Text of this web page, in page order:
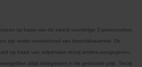
op basis van de meest voordelige 2-persoonshut.
zijn onder voorbehoud van beschikbaarheid. De
op basis van volpension tenzij anders aangegeven,
altijd inbegrepen in de getoonde prijs. Tenzij